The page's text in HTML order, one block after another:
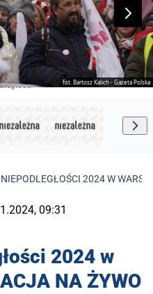
fot. Bartosz Kalich - Gazeta Polska
2024 W
09:31
2024 w
NA ŻYWO